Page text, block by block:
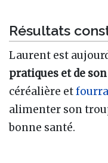
Résultats
Laurent est
pratiques et de
céréalière et
alimenter son
bonne santé.